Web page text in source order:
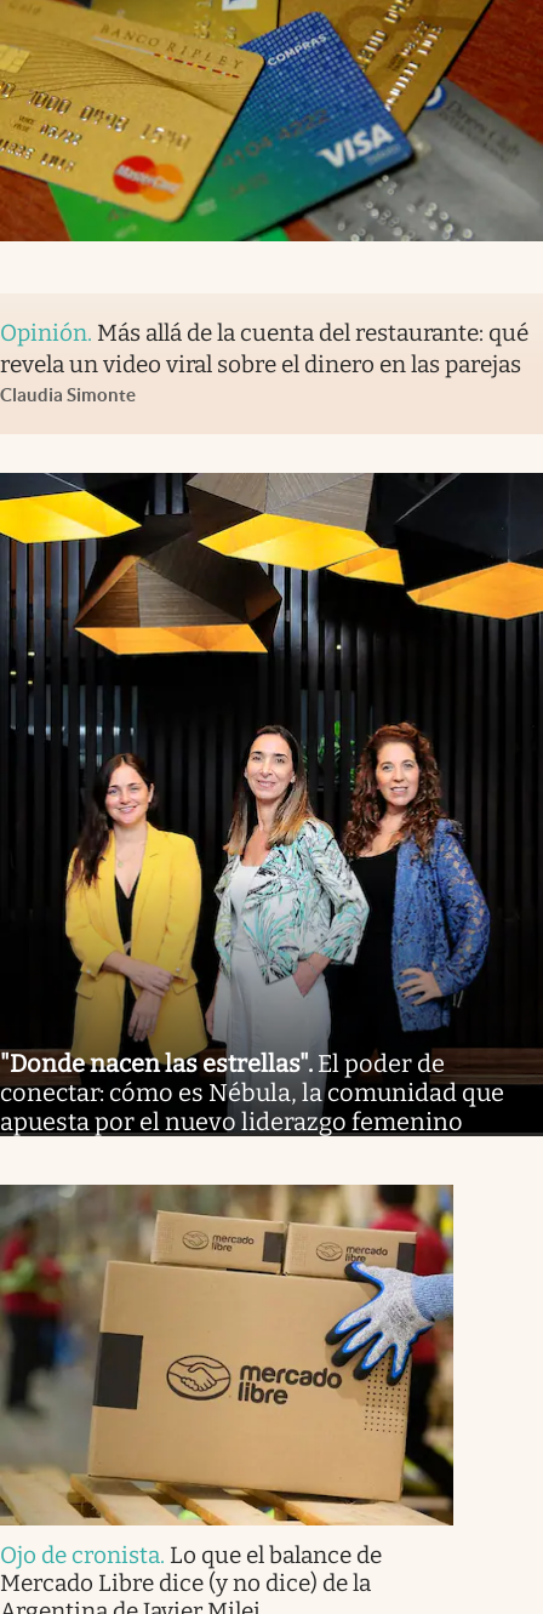
Opinión. Más allá de la cuenta del restaurante: qué
revela un video viral sobre el dinero en las parejas
Claudia Simonte
"Donde nacen las estrellas". El poder de
conectar: cómo es Nébula, la comunidad que
apuesta por el nuevo liderazgo femenino
Ojo de cronista. Lo que el balance de
Mercado Libre dice (y no dice) de la